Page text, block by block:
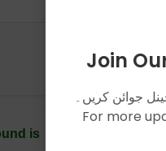
is
رنگ
Join
جوائن کریں۔
For more